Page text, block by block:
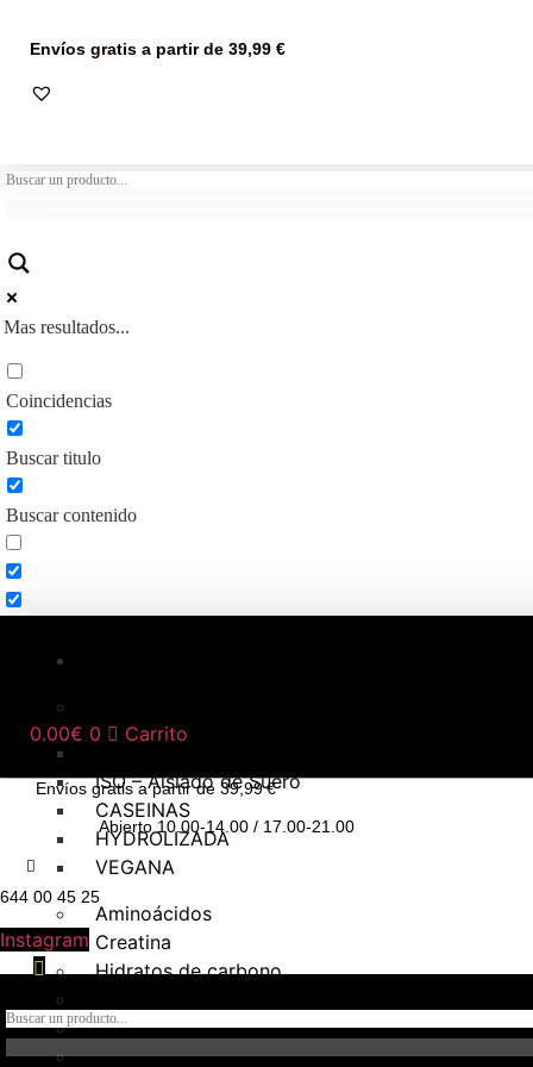
Envíos gratis a partir de 39,99 €
Mas resultados...
Coincidencias
Buscar titulo
Buscar contenido
ISO – Aislado de Suero
CASEINAS
HYDROLIZADA
VEGANA
Aminoácidos
Creatina
Hidratos de carbono
Intra – Entreno
Post – Entreno y recuperadores
0.00€ 0 Carrito
Envíos gratis a partir de 39,99 €
Abierto 10.00-14.00 / 17.00-21.00
644 00 45 25
Instagram